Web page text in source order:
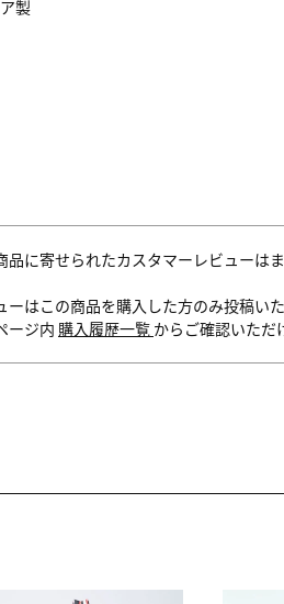
製
品に寄せられたカスタマーレビューは
ーはこの商品を購入した方のみ投稿い
ージ内 購入履歴一覧 からご確認いただ